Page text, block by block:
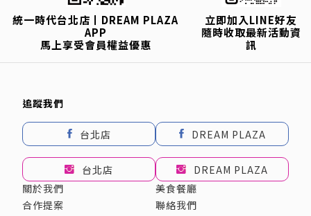
統一時代台北店丨DREAM PLAZA
APP
馬上享受會員權益優惠
立即加入LINE好友
隨時收取最新活動資
訊
追蹤我們
台北店 DREAM PLAZA
台北店
DREAM PLAZA
關於我們
美食餐廳
合作提案
聯絡我們